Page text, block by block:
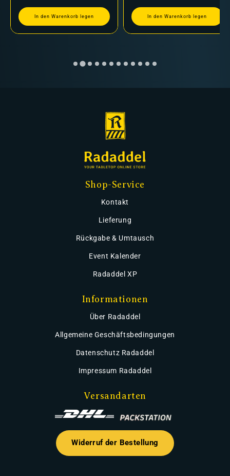
In den Warenkorb legen In den Warenkorb legen
Shop-Service
Kontakt
Lieferung
Rückgabe & Umtausch
Event Kalender
Radaddel XP
Informationen
Über Radaddel
Allgemeine Geschäftsbedingungen
Datenschutz Radaddel
Impressum Radaddel
Versandarten
Widerruf der Bestellung